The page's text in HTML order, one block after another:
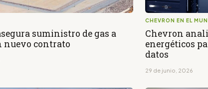
suministro de gas a
nuevo contrato
CHEVRON EN EL
Chevron
energéticos
datos
29 de junio, 2026